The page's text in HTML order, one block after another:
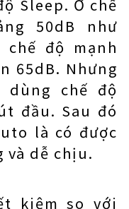
Sleep. Ở chế
50dB như
độ mạnh
65dB. Nhưng
chế độ
đầu. Sau đó
là có được
và dễ chịu.
kiệm so với